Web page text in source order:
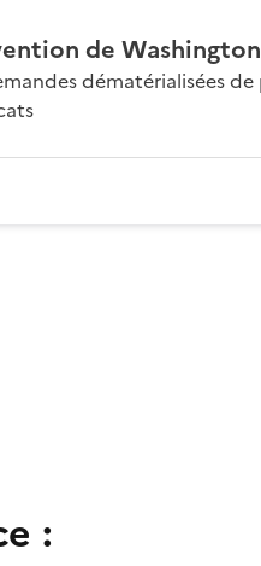
de Washington
dématérialisées
: